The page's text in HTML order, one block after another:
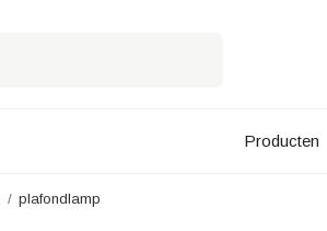
Producten
plafondlamp